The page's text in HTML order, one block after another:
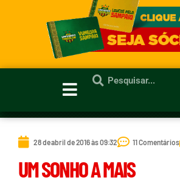
28 de abril de 2016 às 09:32 11 Comentários
UM SONHO A MAIS